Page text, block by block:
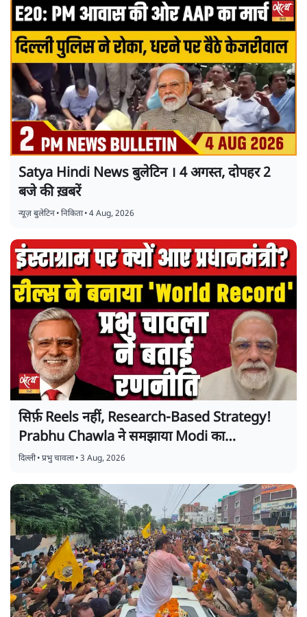
Satya Hindi News बुलेटिन । 4 अगस्त, दोपहर 2
बजे की ख़बरें
न्यूज़ बुलेटिन•निकिता•4 Aug, 2026
सिर्फ़ Reels नहीं, Research-Based Strategy!
Prabhu Chawla ने समझाया Modi का
Instagram Game
दिल्ली•प्रभु चावला•3 Aug, 2026